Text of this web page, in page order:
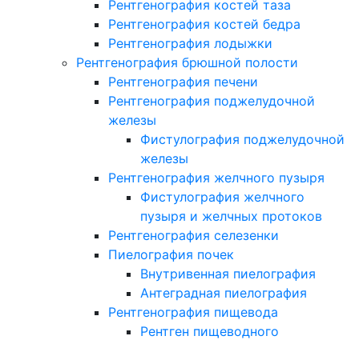
Рентгенография костей таза
Рентгенография костей бедра
Рентгенография лодыжки
Рентгенография брюшной полости
Рентгенография печени
Рентгенография поджелудочной
железы
Фистулография поджелудочной
железы
Рентгенография желчного пузыря
Фистулография желчного
пузыря и желчных протоков
Рентгенография селезенки
Пиелография почек
Внутривенная пиелография
Антеградная пиелография
Рентгенография пищевода
Рентген пищеводного